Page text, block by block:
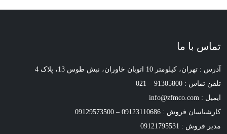
تماس با ما
آدرس : تهران، کیلومتر 10 اتوبان خاوران، نبش طوس 13، پلاک 4
تلفن تماس : 91305800 – 021
ایمیل : info@zfmco.com
کارشناسان فروش : 09123110686 – 09129573500
مدیر فروش : 09121795531